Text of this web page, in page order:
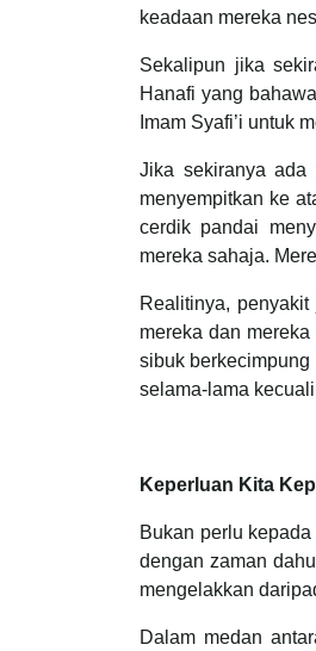
keadaan mereka
Sekalipun jika
Hanafi yang
Imam Syafi’i untuk
Jika sekiranya ada
menyempitkan ke
cerdik pandai
mereka sahaja.
Realitinya,
mereka dan
sibuk
selama-lama
Keperluan Kita
Bukan perlu
dengan zaman
mengelakkan
Dalam medan